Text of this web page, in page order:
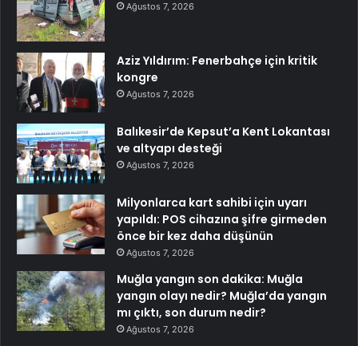
Ağustos 7, 2026
Aziz Yıldırım: Fenerbahçe için kritik
kongre
Ağustos 7, 2026
Balıkesir’de Kepsut’a Kent Lokantası
ve altyapı desteği
Ağustos 7, 2026
Milyonlarca kart sahibi için uyarı
yapıldı: POS cihazına şifre girmeden
önce bir kez daha düşünün
Ağustos 7, 2026
Muğla yangın son dakika: Muğla
yangın olayı nedir? Muğla’da yangın
mı çıktı, son durum nedir?
Ağustos 7, 2026